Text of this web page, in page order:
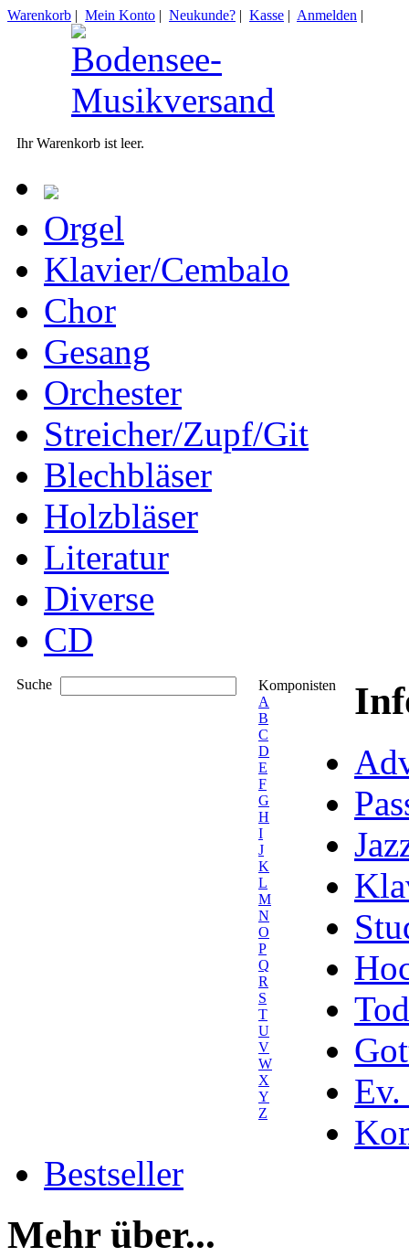
Warenkorb | Mein Konto | Neukunde? | Kasse | Anmelden |
Ihr Warenkorb ist leer.
Orgel
Klavier/Cembalo
Chor
Gesang
Orchester
Streicher/Zupf/Git
Blechbläser
Holzbläser
Literatur
Diverse
CD
Suche
Komponisten
A
B
C
D
E
F
G
H
I
J
K
L
M
N
O
P
Q
R
S
T
U
V
W
X
Y
Z
Ev.
Bestseller
Mehr über...